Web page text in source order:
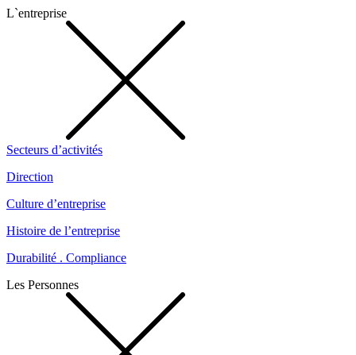
L`entreprise
Secteurs d’activités
Direction
Culture d’entreprise
Histoire de l’entreprise
Durabilité . Compliance
Les Personnes